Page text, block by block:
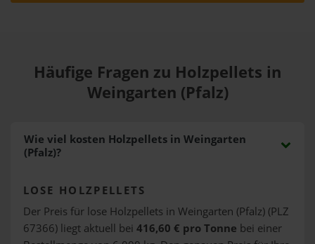
Häufige Fragen zu Holzpellets in
Weingarten (Pfalz)
Wie viel kosten Holzpellets in Weingarten
(Pfalz)?
LOSE HOLZPELLETS
Der Preis für lose Holzpellets in Weingarten (Pfalz) (PLZ
67366) liegt aktuell bei 416,60 € pro Tonne bei einer